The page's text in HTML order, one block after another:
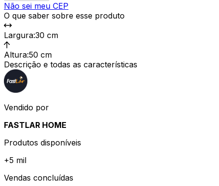
Não sei meu CEP
O que saber sobre esse produto
Largura:30 cm
Altura:50 cm
Descrição e todas as características
Vendido por
FASTLAR HOME
Produtos disponíveis
+5 mil
Vendas concluídas